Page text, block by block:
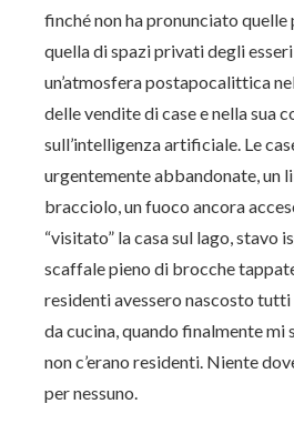
finché non ha pronunciato quelle
quella di spazi privati ​​degli esseri
un’atmosfera postapocalittica
delle vendite di case e nella sua
sull’intelligenza artificiale. Le
urgentemente abbandonate, un
bracciolo, un fuoco ancora
“visitato” la casa sul lago, stavo
scaffale pieno di brocche
residenti avessero nascosto
da cucina, quando finalmente mi
non c’erano residenti. Niente
per nessuno.